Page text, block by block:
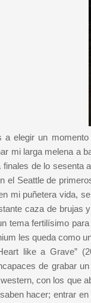
a elegir un
mi larga melena a
finales de lo sesenta
el Seattle de
mi puñetera vida,
caza de brujas
tema fertilísimo
les queda como
like a Grave”
de grabar
con los que
hacer; entrar